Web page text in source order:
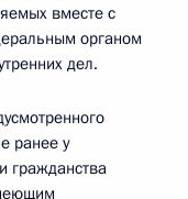
вместе с
органом
дел.
ранее у
гражданства